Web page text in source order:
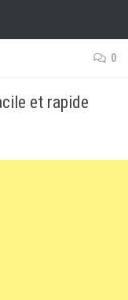
0
et rapide